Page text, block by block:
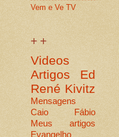
Vem e Ve TV
+ +
Videos
Artigos Ed
René Kivitz
Mensagens
Caio Fábio
Meus artigos
Evangelho